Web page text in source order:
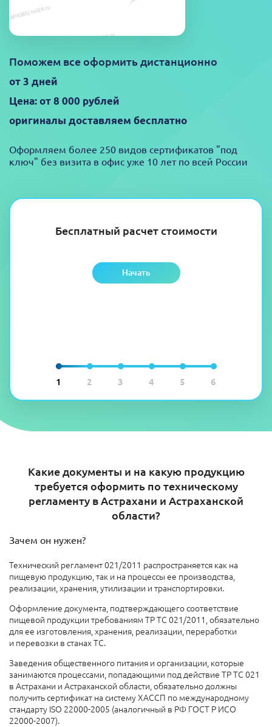
1 2 3 4 5 6
Бесплатный расчет стоимости
Начать
Поможем все оформить дистанционно
от 3 дней
Цена: от 8 000 рублей
оригиналы доставляем бесплатно
Оформляем более 250 видов сертификатов "под
ключ" без визита в офис уже 10 лет по всей России
Какие документы и на какую продукцию
требуется оформить по техническому
регламенту в Астрахани и Астраханской
области?
Зачем он нужен?
Технический регламент 021/2011 распространяется как на
пищевую продукцию, так и на процессы ее производства,
реализации, хранения, утилизации и транспортировки.
Оформление документа, подтверждающего соответствие
пищевой продукции требованиям ТР ТС 021/2011, обязательно
для ее изготовления, хранения, реализации, переработки
и перевозки в станах ТС.
Заведения общественного питания и организации, которые
занимаются процессами, попадающими под действие ТР ТС 021
в Астрахани и Астраханской области, обязательно должны
получить сертификат на систему ХАССП по международному
стандарту ISO 22000-2005 (аналогичный в РФ ГОСТ Р ИСО
22000-2007).